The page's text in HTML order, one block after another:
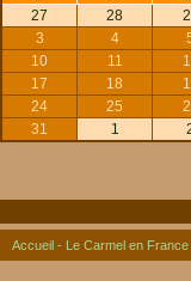
27 28
3
4
10
11
17
18
24
25
31
1
Accueil - Le Carmel en France